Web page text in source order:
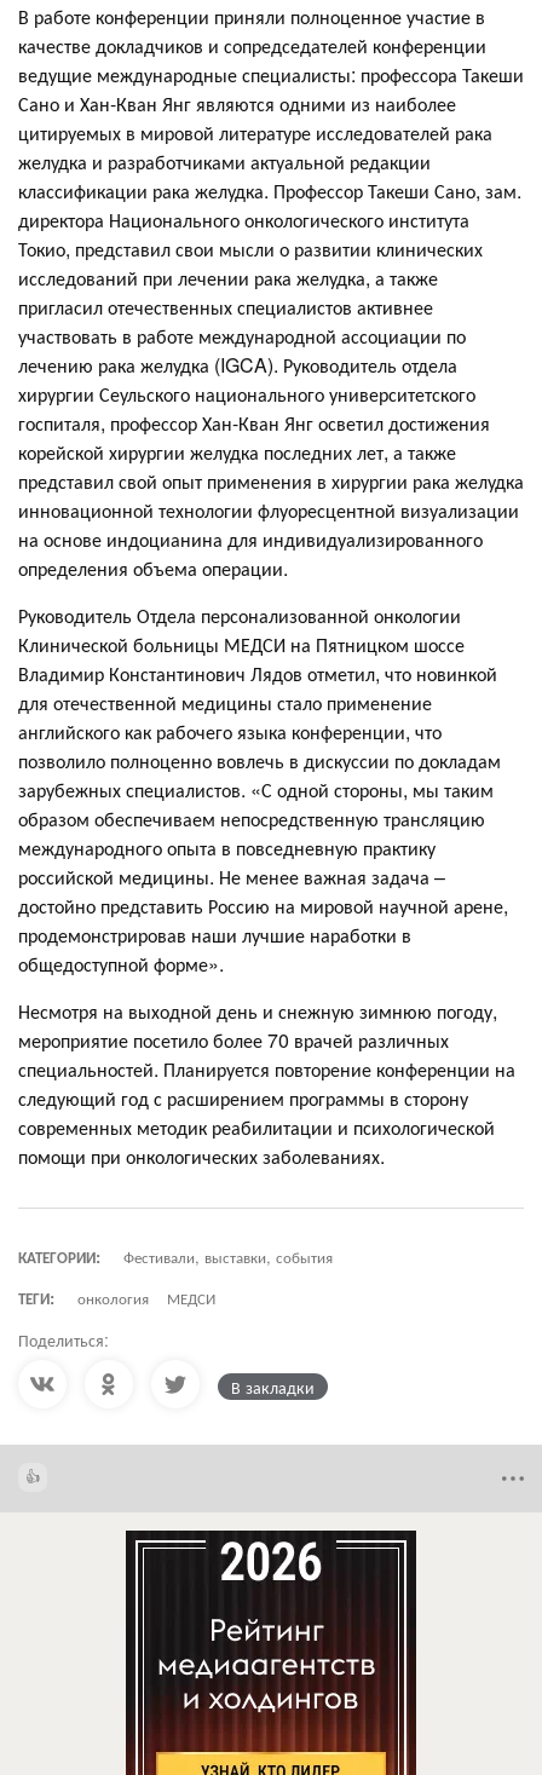
В работе конференции приняли полноценное участие в
качестве докладчиков и сопредседателей конференции
ведущие международные специалисты: профессора Такеши
Сано и Хан-Кван Янг являются одними из наиболее
цитируемых в мировой литературе исследователей рака
желудка и разработчиками актуальной редакции
классификации рака желудка. Профессор Такеши Сано, зам.
директора Национального онкологического института
Токио, представил свои мысли о развитии клинических
исследований при лечении рака желудка, а также
пригласил отечественных специалистов активнее
участвовать в работе международной ассоциации по
лечению рака желудка (IGCA). Руководитель отдела
хирургии Сеульского национального университетского
госпиталя, профессор Хан-Кван Янг осветил достижения
корейской хирургии желудка последних лет, а также
представил свой опыт применения в хирургии рака желудка
инновационной технологии флуоресцентной визуализации
на основе индоцианина для индивидуализированного
определения объема операции.
Руководитель Отдела персонализованной онкологии
Клинической больницы МЕДСИ на Пятницком шоссе
Владимир Константинович Лядов отметил, что новинкой
для отечественной медицины стало применение
английского как рабочего языка конференции, что
позволило полноценно вовлечь в дискуссии по докладам
зарубежных специалистов. «С одной стороны, мы таким
образом обеспечиваем непосредственную трансляцию
международного опыта в повседневную практику
российской медицины. Не менее важная задача –
достойно представить Россию на мировой научной арене,
продемонстрировав наши лучшие наработки в
общедоступной форме».
Несмотря на выходной день и снежную зимнюю погоду,
мероприятие посетило более 70 врачей различных
специальностей. Планируется повторение конференции на
следующий год с расширением программы в сторону
современных методик реабилитации и психологической
помощи при онкологических заболеваниях.
КАТЕГОРИИ:
Фестивали, выставки, события
ТЕГИ:
онкология МЕДСИ
Поделиться:
В закладки